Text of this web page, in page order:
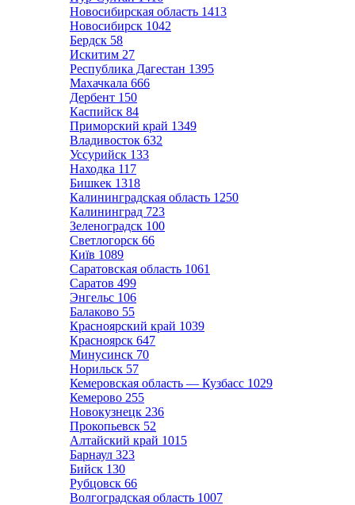
Новосибирская область 1413
Новосибирск 1042
Бердск 58
Искитим 27
Республика Дагестан 1395
Махачкала 666
Дербент 150
Каспийск 84
Приморский край 1349
Владивосток 632
Уссурийск 133
Находка 117
Бишкек 1318
Калининградская область 1250
Калининград 723
Зеленоградск 100
Светлогорск 66
Київ 1089
Саратовская область 1061
Саратов 499
Энгельс 106
Балаково 55
Красноярский край 1039
Красноярск 647
Минусинск 70
Норильск 57
Кемеровская область — Кузбасс 1029
Кемерово 255
Новокузнецк 236
Прокопьевск 52
Алтайский край 1015
Барнаул 323
Бийск 130
Рубцовск 66
Волгоградская область 1007